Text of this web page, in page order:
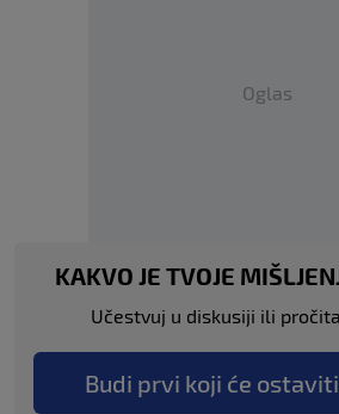
Oglas
KAKVO JE TVOJE
Učestvuj u diskusiji ili
Budi prvi koji će